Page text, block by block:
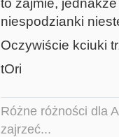
niespodzianki
Oczywiście kciuki
tOri
Różne różności dla
zajrzeć...